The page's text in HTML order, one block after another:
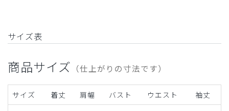
サイズ表
商品サイズ （仕上がりの寸法です）
サイズ 着丈 肩幅 バスト ウエスト
袖丈